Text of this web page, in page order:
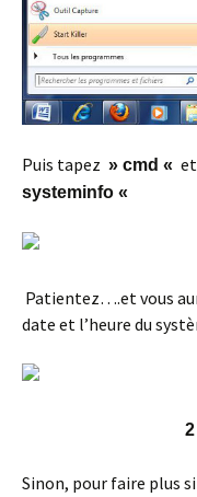
Puis tapez » cmd «
systeminfo «
Patientez….et vous
date et l’heure du
Sinon, pour faire plus